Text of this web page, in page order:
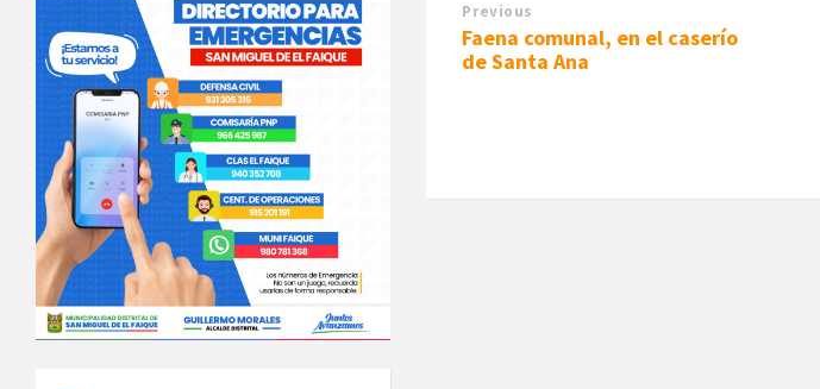
Previous
Faena comunal, en el caserío
de Santa Ana